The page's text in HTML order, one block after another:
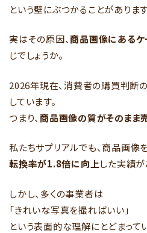
という壁にぶつかることがあります
実はその原因、商品画像にある
じでしょうか。
2026年現在、消費者の購買判断
しています。
つまり、 商品画像の質がそのまま
私たちサプリアルでも、商品画像
転換率が1.8倍に向上した実績が
しかし、多くの事業者は
「きれいな写真を撮ればいい」
という表面的な理解にとどまって